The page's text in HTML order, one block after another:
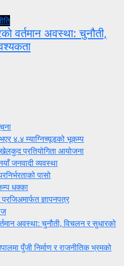
वर्तमान अवस्था: चुनौती,
४.४ म्याग्निच्यूडको भूकम्प
खेलकुद प्रतियोगिता आयोजना
जनवादी व्यवस्था
पासो
धक्का
ज्ञापनपत्र
अवस्था: चुनौती, विचलन र सुधारको
पुँजी निर्माण र राजनीतिक भ्रमको